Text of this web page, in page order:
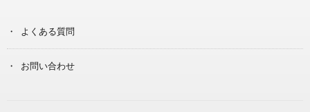
よくある質問
お問い合わせ